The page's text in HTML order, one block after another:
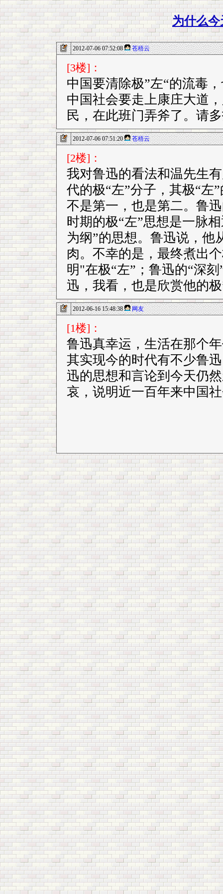
为什么
2012-07-06 07:52:08 苍梧云
[3楼]：
中国要清除极”左“的流毒
中国社会要走上康庄大道
民，在此班门弄斧了。请
2012-07-06 07:51:20 苍梧云
[2楼]：
我对鲁迅的看法和温先生
代的极“左”分子，其极“左
不是第一，也是第二。鲁
时期的极“左”思想是一脉
为纲”的思想。鲁迅说，他
肉。不幸的是，最终煮出
明"在极“左”；鲁迅的“深
迅，我看，也是欣赏他的
2012-06-16 15:48:38 网友
[1楼]：
鲁迅真幸运，生活在那个
其实现今的时代有不少鲁
迅的思想和言论到今天仍
哀，说明近一百年来中国